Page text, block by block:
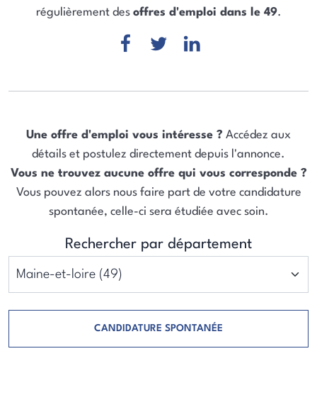
régulièrement des offres d'emploi dans le 49.
Une offre d'emploi vous intéresse ? Accédez aux
détails et postulez directement depuis l'annonce.
Vous ne trouvez aucune offre qui vous corresponde ?
Vous pouvez alors nous faire part de votre candidature
spontanée, celle-ci sera étudiée avec soin.
Rechercher par département
CANDIDATURE SPONTANÉE